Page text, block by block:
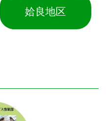
姶良地区